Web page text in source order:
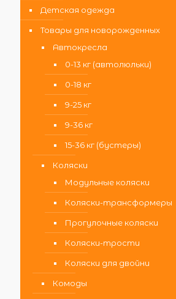
Детская одежда
Товары для новорожденных
Автокресла
0-13 кг (автолюльки)
0-18 кг
9-25 кг
9-36 кг
15-36 кг (бустеры)
Коляски
Модульные коляски
Коляски-трансформеры
Прогулочные коляски
Коляски-трости
Коляски для двойни
Комоды